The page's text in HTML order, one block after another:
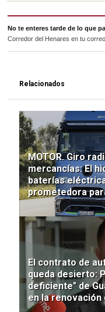
No te enteres tarde de lo que
Corredor del Henares en tu
Relacionados
MOTOR. Giro
mercancías: El
baterías
prometedora
El contrato de
queda desierto:
deficiente" de
en la